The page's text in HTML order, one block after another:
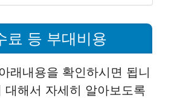
료 등 부대비용
래내용을 확인하시면 됩니
대해서 자세히 알아보도록